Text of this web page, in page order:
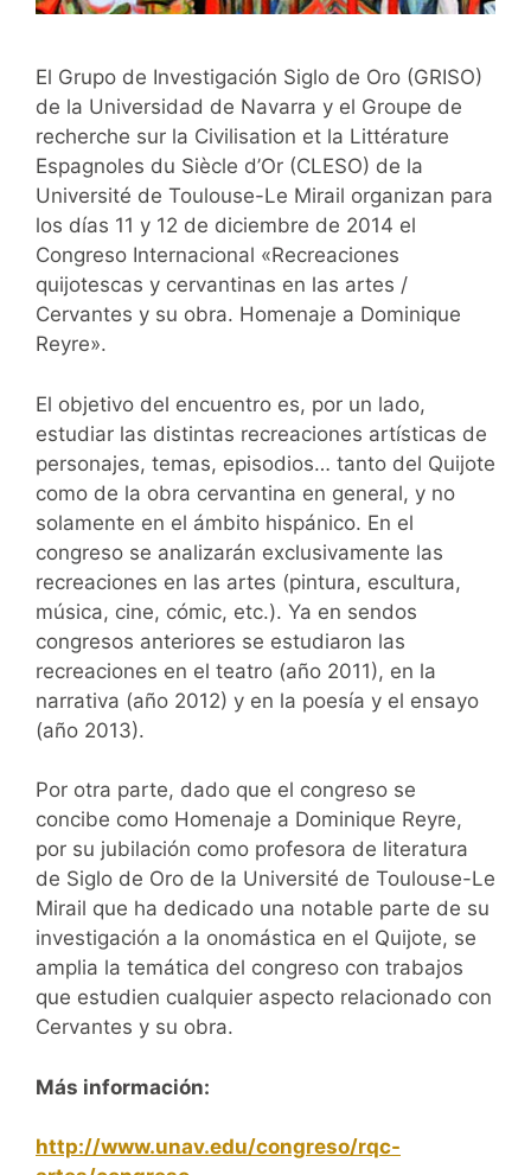
El Grupo de Investigación Siglo de Oro (GRISO)
de la Universidad de Navarra y el Groupe de
recherche sur la Civilisation et la Littérature
Espagnoles du Siècle d’Or (CLESO) de la
Université de Toulouse-Le Mirail organizan para
los días 11 y 12 de diciembre de 2014 el
Congreso Internacional «Recreaciones
quijotescas y cervantinas en las artes /
Cervantes y su obra. Homenaje a Dominique
Reyre».
El objetivo del encuentro es, por un lado,
estudiar las distintas recreaciones artísticas de
personajes, temas, episodios… tanto del Quijote
como de la obra cervantina en general, y no
solamente en el ámbito hispánico. En el
congreso se analizarán exclusivamente las
recreaciones en las artes (pintura, escultura,
música, cine, cómic, etc.). Ya en sendos
congresos anteriores se estudiaron las
recreaciones en el teatro (año 2011), en la
narrativa (año 2012) y en la poesía y el ensayo
(año 2013).
Por otra parte, dado que el congreso se
concibe como Homenaje a Dominique Reyre,
por su jubilación como profesora de literatura
de Siglo de Oro de la Université de Toulouse-Le
Mirail que ha dedicado una notable parte de su
investigación a la onomástica en el Quijote, se
amplia la temática del congreso con trabajos
que estudien cualquier aspecto relacionado con
Cervantes y su obra.
Más información:
http://www.unav.edu/congreso/rqc-